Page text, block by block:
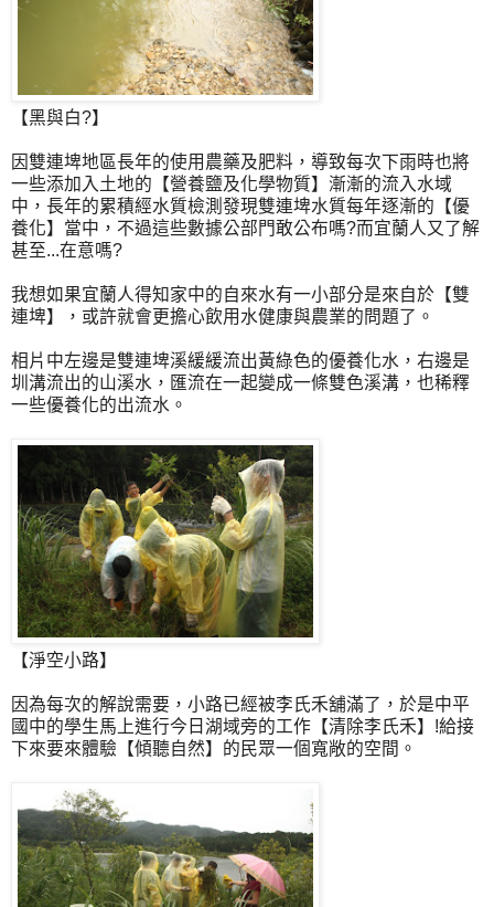
【黑與白?】
因雙連埤地區長年的使用農藥及肥料，導致每次下雨時也將
一些添加入土地的【營養鹽及化學物質】漸漸的流入水域
中，長年的累積經水質檢測發現雙連埤水質每年逐漸的【優
養化】當中，不過這些數據公部門敢公布嗎?而宜蘭人又了解
甚至...在意嗎?
我想如果宜蘭人得知家中的自來水有一小部分是來自於【雙
連埤】，或許就會更擔心飲用水健康與農業的問題了。
相片中左邊是雙連埤溪緩緩流出黃綠色的優養化水，右邊是
圳溝流出的山溪水，匯流在一起變成一條雙色溪溝，也稀釋
一些優養化的出流水。
【淨空小路】
因為每次的解說需要，小路已經被李氏禾舖滿了，於是中平
國中的學生馬上進行今日湖域旁的工作【清除李氏禾】!給接
下來要來體驗【傾聽自然】的民眾一個寬敞的空間。